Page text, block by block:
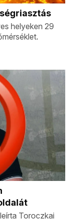
helyeken 29
Toroczkai